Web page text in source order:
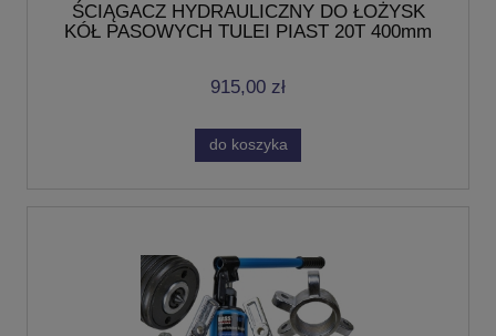
ŚCIĄGACZ HYDRAULICZNY DO ŁOŻYSK
KÓŁ PASOWYCH TULEI PIAST 20T 400mm
915,00 zł
do koszyka